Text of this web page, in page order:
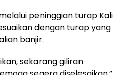
peninggian turap Kali
dengan turap yang
banjir.
sekarang giliran